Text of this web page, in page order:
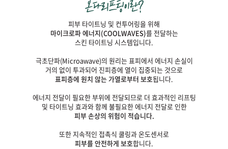
피부 타이트닝 및 컨투어링을 위해
마이크로파 에너지(COOLWAVES)를 전달하는
스킨 타이트닝 시스템입니다.
극초단파(Microawave)의 원리는 표피에서 에너지 손실이
거의 없이 투과되어 진피층에 열이 집중되는 것으로
표피층에 원치 않는 가열로부터 보호됩니다.
에너지 전달이 필요한 부위에 전달되므로 더 효과적인 리프팅
및 타이트닝 효과와 함께 불필요한 에너지 전달로 인한
피부 손상의 위험이 적습니다.
또한 지속적인 접촉식 쿨링과 온도센서로
피부를 안전하게 보호합니다.